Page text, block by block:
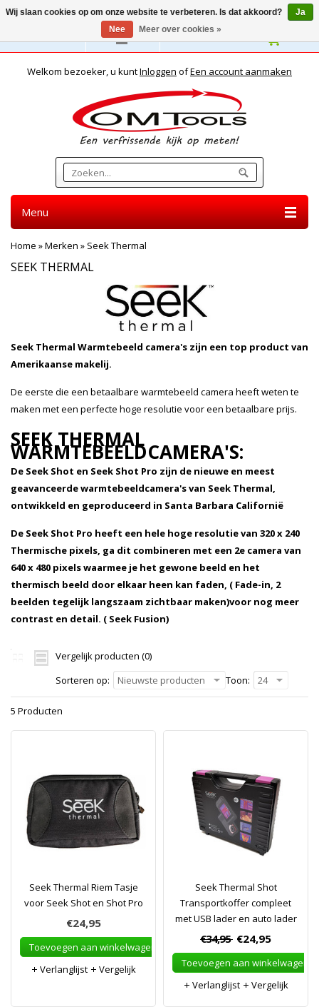
Nederlands
Welkom bezoeker, u kuntInloggen ofEen account aanmaken
Menu
Home »Merken » Seek Thermal
SEEK THERMAL
Seek Thermal Warmtebeeld camera's zijn een top product van
Amerikaanse makelij.
De eerste die een betaalbare warmtebeeld camera heeft weten te
maken met een perfecte hoge resolutie voor een betaalbare prijs.
SEEK THERMAL
WARMTEBEELDCAMERA'S:
De Seek Shot en Seek Shot Pro zijn de nieuwe en meest
geavanceerde warmtebeeldcamera's van Seek Thermal,
ontwikkeld en geproduceerd in Santa Barbara Californië
De Seek Shot Pro heeft een hele hoge resolutie van 320 x 240
Thermische pixels, ga dit combineren met een 2e camera van
640 x 480 pixels waarmee je het gewone beeld en het
thermisch beeld door elkaar heen kan faden, ( Fade-in, 2
beelden tegelijk langszaam zichtbaar maken)voor nog meer
contrast en detail. ( Seek Fusion)
Vergelijk producten (0)
Sorteren op:
Nieuwste producten Toon: 24
5 Producten
Seek Thermal Riem Tasje
voor Seek Shot en Shot Pro
€24,95
Toevoegen aan winkelwagen
Verlanglijst
Vergelijk
Seek Thermal Shot
Transportkoffer compleet
met USB lader en auto lader
€34,95 €24,95
Toevoegen aan winkelwagen
Verlanglijst
Vergelijk
Wij slaan cookies op om onze website te verbeteren. Is dat akkoord?
Ja
Nee
Meer over cookies »